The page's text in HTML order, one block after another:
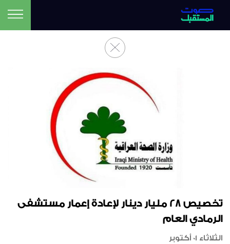
تخصيص 28 مليار دينار لإعادة إعمار مستشفى
الرمادي العام
الثلاثاء 01 أكتوبر